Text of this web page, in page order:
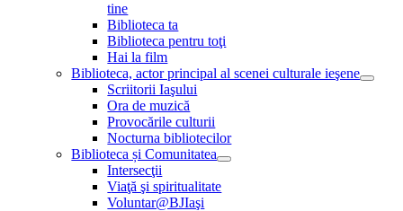
tine
Biblioteca ta
Biblioteca pentru toţi
Hai la film
Biblioteca, actor principal al scenei culturale ieşene
Scriitorii Iaşului
Ora de muzică
Provocările culturii
Nocturna bibliotecilor
Biblioteca și Comunitatea
Intersecţii
Viaţă şi spiritualitate
Voluntar@BJIaşi